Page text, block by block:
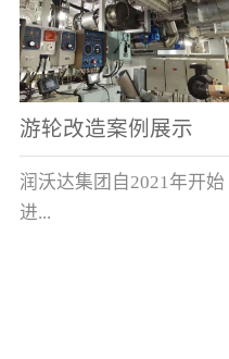
游轮改造案例展示
润沃达集团自2021年开始
进...